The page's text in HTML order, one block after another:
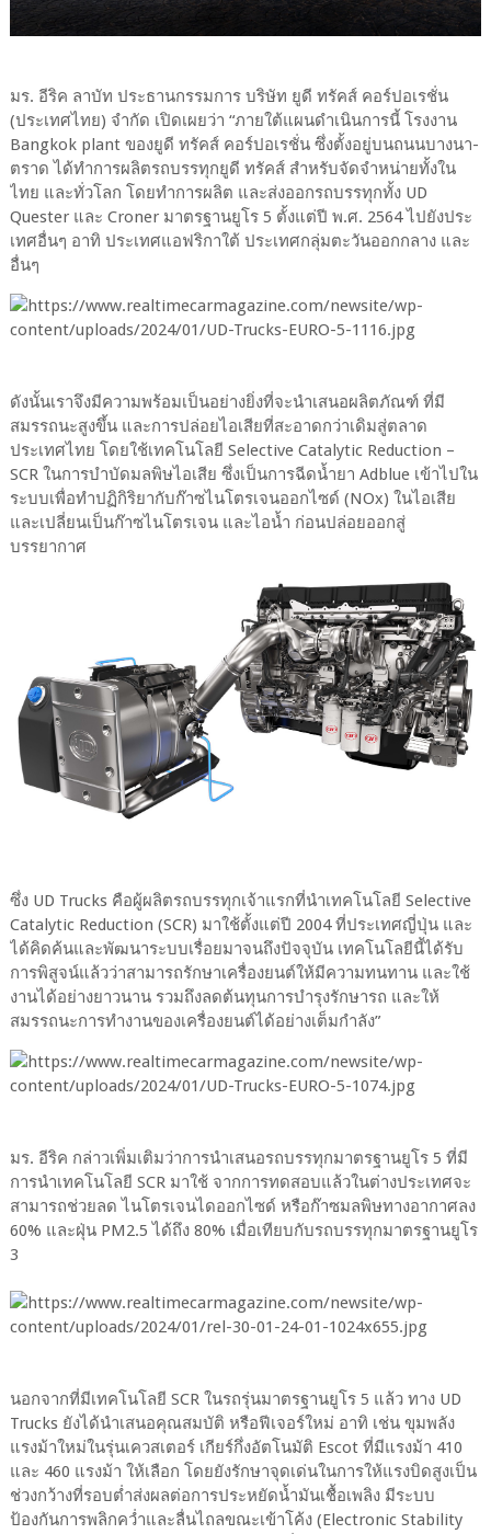
มร. อีริค ลาบัท ประธานกรรมการ บริษัท ยูดี ทรัคส์ คอร์ปอเรชั่น
(ประเทศไทย) จำกัด เปิดเผยว่า “ภายใต้แผนดำเนินการนี้ โรงงาน
Bangkok plant ของยูดี ทรัคส์ คอร์ปอเรชั่น ซึ่งตั้งอยู่บนถนนบางนา-
ตราด ได้ทำการผลิตรถบรรทุกยูดี ทรัคส์ สำหรับจัดจำหน่ายทั้งใน
ไทย และทั่วโลก โดยทำการผลิต และส่งออกรถบรรทุกทั้ง UD
Quester และ Croner มาตรฐานยูโร 5 ตั้งแต่ปี พ.ศ. 2564 ไปยังประ
เทศอื่นๆ อาทิ ประเทศแอฟริกาใต้ ประเทศกลุ่มตะวันออกกลาง และ
อื่นๆ
ดังนั้นเราจึงมีความพร้อมเป็นอย่างยิ่งที่จะนำเสนอผลิตภัณฑ์ ที่มี
สมรรถนะสูงขึ้น และการปล่อยไอเสียที่สะอาดกว่าเดิมสู่ตลาด
ประเทศไทย โดยใช้เทคโนโลยี Selective Catalytic Reduction –
SCR ในการบำบัดมลพิษไอเสีย ซึ่งเป็นการฉีดน้ำยา Adblue เข้าไปใน
ระบบเพื่อทำปฏิกิริยากับก๊าซไนโตรเจนออกไซด์ (NOx) ในไอเสีย
และเปลี่ยนเป็นก๊าซไนโตรเจน และไอน้ำ ก่อนปล่อยออกสู่
บรรยากาศ
ซึ่ง UD Trucks คือผู้ผลิตรถบรรทุกเจ้าแรกที่นำเทคโนโลยี Selective
Catalytic Reduction (SCR) มาใช้ตั้งแต่ปี 2004 ที่ประเทศญี่ปุ่น และ
ได้คิดค้นและพัฒนาระบบเรื่อยมาจนถึงปัจจุบัน เทคโนโลยีนี้ได้รับ
การพิสูจน์แล้วว่าสามารถรักษาเครื่องยนต์ให้มีความทนทาน และใช้
งานได้อย่างยาวนาน รวมถึงลดต้นทุนการบำรุงรักษารถ และให้
สมรรถนะการทำงานของเครื่องยนต์ได้อย่างเต็มกำลัง”
มร. อีริค กล่าวเพิ่มเติมว่าการนำเสนอรถบรรทุกมาตรฐานยูโร 5 ที่มี
การนำเทคโนโลยี SCR มาใช้ จากการทดสอบแล้วในต่างประเทศจะ
สามารถช่วยลด ไนโตรเจนไดออกไซด์ หรือก๊าซมลพิษทางอากาศลง
60% และฝุ่น PM2.5 ได้ถึง 80% เมื่อเทียบกับรถบรรทุกมาตรฐานยูโร
3
นอกจากที่มีเทคโนโลยี SCR ในรถรุ่นมาตรฐานยูโร 5 แล้ว ทาง UD
Trucks ยังได้นำเสนอคุณสมบัติ หรือฟีเจอร์ใหม่ อาทิ เช่น ขุมพลัง
แรงม้าใหม่ในรุ่นเควสเตอร์ เกียร์กึ่งอัตโนมัติ Escot ที่มีแรงม้า 410
และ 460 แรงม้า ให้เลือก โดยยังรักษาจุดเด่นในการให้แรงบิดสูงเป็น
ช่วงกว้างที่รอบต่ำส่งผลต่อการประหยัดน้ำมันเชื้อเพลิง มีระบบ
ป้องกันการพลิกคว่ำและลื่นไถลขณะเข้าโค้ง (Electronic Stability